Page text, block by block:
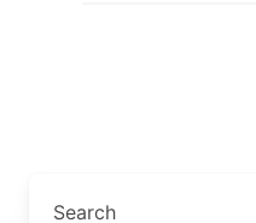
Search